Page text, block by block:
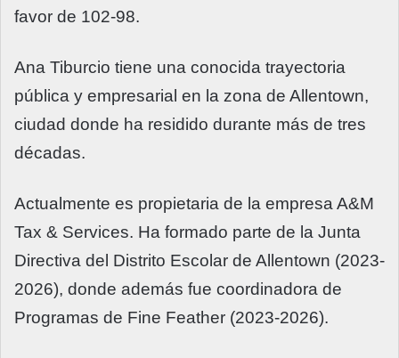
favor de 102-98.
Ana Tiburcio tiene una conocida trayectoria
pública y empresarial en la zona de Allentown,
ciudad donde ha residido durante más de tres
décadas.
Actualmente es propietaria de la empresa A&M
Tax & Services. Ha formado parte de la Junta
Directiva del Distrito Escolar de Allentown (2023-
2026), donde además fue coordinadora de
Programas de Fine Feather (2023-2026).